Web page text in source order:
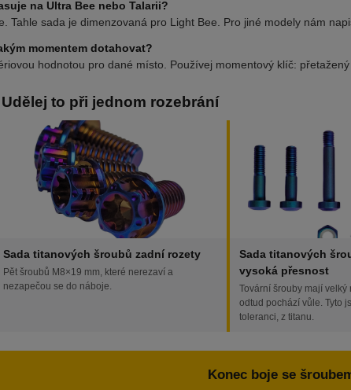
na Ultra Bee nebo Talarii?
Tahle sada je dimenzovaná pro Light Bee. Pro jiné modely nám
momentem dotahovat?
hodnotou pro dané místo. Používej momentový klíč:
Udělej to při jednom rozebrání
Sada titanových šroubů zadní rozety
Pět šroubů M8×19 mm, které nerezaví a
nezapečou se do náboje.
Sada titanových
vysoká přesnost
Tovární šrouby mají
odtud pochází vůle. Tyto
toleranci, z titanu.
Konec boje se